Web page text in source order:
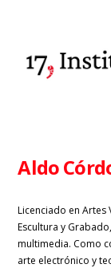
Aldo
Licenciado en Artes
Escultura y
multimedia. Como
arte electrónico y